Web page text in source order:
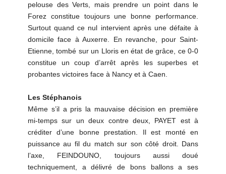
pelouse des Verts, mais prendre un point dans le
Forez constitue toujours une bonne performance.
Surtout quand ce nul intervient après une défaite à
domicile face à Auxerre. En revanche, pour Saint-
Etienne, tombé sur un Lloris en état de grâce, ce 0-0
constitue un coup d’arrêt après les superbes et
probantes victoires face à Nancy et à Caen.
Les Stéphanois
Même s’il a pris la mauvaise décision en première
mi-temps sur un deux contre deux, PAYET est à
créditer d’une bonne prestation. Il est monté en
puissance au fil du match sur son côté droit. Dans
l’axe, FEINDOUNO, toujours aussi doué
techniquement, a délivré de bons ballons a ses